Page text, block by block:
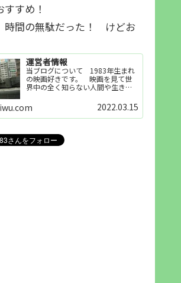
すめ！
駄だった！ けどお
運営者情報
当ブログについて 1983年生まれ
の映画好きです。 映画を見て世
界中の全く知らない人間や生き物
世界知らない世界に触れることが
好きで映画を見てます。「映画を
見られれば幸福度を高い」とわか
2022.03.15